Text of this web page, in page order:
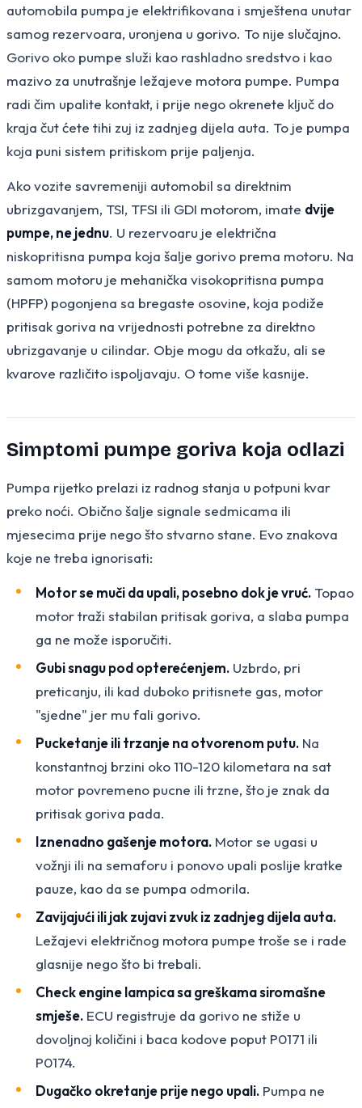
automobila pumpa je elektrifikovana i smještena unutar
samog rezervoara, uronjena u gorivo. To nije slučajno.
Gorivo oko pumpe služi kao rashladno sredstvo i kao
mazivo za unutrašnje ležajeve motora pumpe. Pumpa
radi čim upalite kontakt, i prije nego okrenete ključ do
kraja čut ćete tihi zuj iz zadnjeg dijela auta. To je pumpa
koja puni sistem pritiskom prije paljenja.
Ako vozite savremeniji automobil sa direktnim
ubrizgavanjem, TSI, TFSI ili GDI motorom, imate dvije
pumpe, ne jednu. U rezervoaru je električna
niskopritisna pumpa koja šalje gorivo prema motoru. Na
samom motoru je mehanička visokopritisna pumpa
(HPFP) pogonjena sa bregaste osovine, koja podiže
pritisak goriva na vrijednosti potrebne za direktno
ubrizgavanje u cilindar. Obje mogu da otkažu, ali se
kvarove različito ispoljavaju. O tome više kasnije.
Simptomi pumpe goriva koja odlazi
Pumpa rijetko prelazi iz radnog stanja u potpuni kvar
preko noći. Obično šalje signale sedmicama ili
mjesecima prije nego što stvarno stane. Evo znakova
koje ne treba ignorisati:
Motor se muči da upali, posebno dok je vruć. Topao
motor traži stabilan pritisak goriva, a slaba pumpa
ga ne može isporučiti.
Gubi snagu pod opterećenjem. Uzbrdo, pri
preticanju, ili kad duboko pritisnete gas, motor
"sjedne" jer mu fali gorivo.
Pucketanje ili trzanje na otvorenom putu. Na
konstantnoj brzini oko 110-120 kilometara na sat
motor povremeno pucne ili trzne, što je znak da
pritisak goriva pada.
Iznenadno gašenje motora. Motor se ugasi u
vožnji ili na semaforu i ponovo upali poslije kratke
pauze, kao da se pumpa odmorila.
Zavijajući ili jak zujavi zvuk iz zadnjeg dijela auta.
Ležajevi električnog motora pumpe troše se i rade
glasnije nego što bi trebali.
Check engine lampica sa greškama siromašne
smješe. ECU registruje da gorivo ne stiže u
dovoljnoj količini i baca kodove poput P0171 ili
P0174.
Dugačko okretanje prije nego upali. Pumpa ne